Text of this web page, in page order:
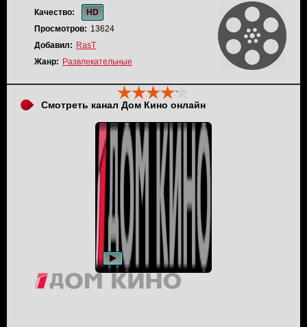
Качество:
HD
Просмотров: 13624
Добавил: RasT
Жанр: Развлекательные
Смотреть канал Дом Кино онлайн